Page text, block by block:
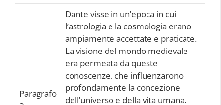
Paragrafo
Dante visse in un’epoca in cui
l’astrologia e la cosmologia erano
ampiamente accettate e praticate.
La visione del mondo medievale
era permeata da queste
conoscenze, che influenzarono
profondamente la concezione
dell’universo e della vita umana.